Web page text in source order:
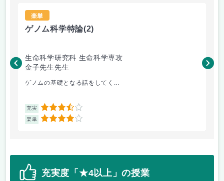
楽単
ゲノム科学特論(2)
生命科学研究科 生命科学専攻
金子先生先生
ゲノムの基礎となる話をしてく...
充実 3.5
楽単 4
岸
充実度「★4以上」の授業